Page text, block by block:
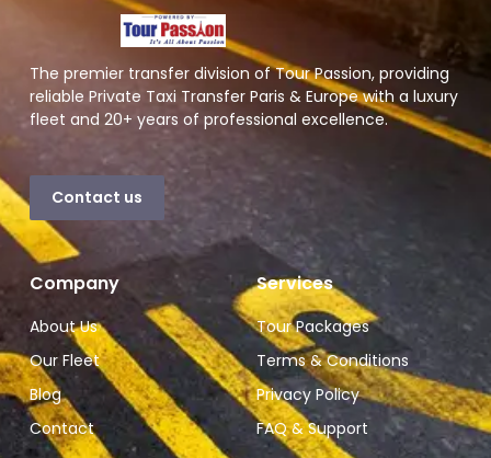
The premier transfer division of Tour Passion, providing
reliable Private Taxi Transfer Paris & Europe with a luxury
fleet and 20+ years of professional excellence.
Contact us
Company
About Us
Our Fleet
Blog
Contact
Services
Tour Packages
Terms & Conditions
Privacy Policy
FAQ & Support